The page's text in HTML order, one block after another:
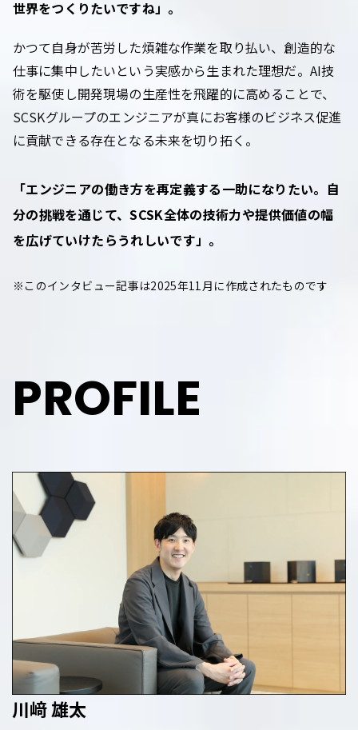
世界をつくりたいですね」。
かつて自身が苦労した煩雑な作業を取り払い、創造的な
仕事に集中したいという実感から生まれた理想だ。AI技
術を駆使し開発現場の生産性を飛躍的に高めることで、
SCSKグループのエンジニアが真にお客様のビジネス促進
に貢献できる存在となる未来を切り拓く。
「エンジニアの働き方を再定義する一助になりたい。自
分の挑戦を通じて、SCSK全体の技術力や提供価値の幅
を広げていけたらうれしいです」。
※このインタビュー記事は2025年11月に作成されたものです
PROFILE
川﨑 雄太